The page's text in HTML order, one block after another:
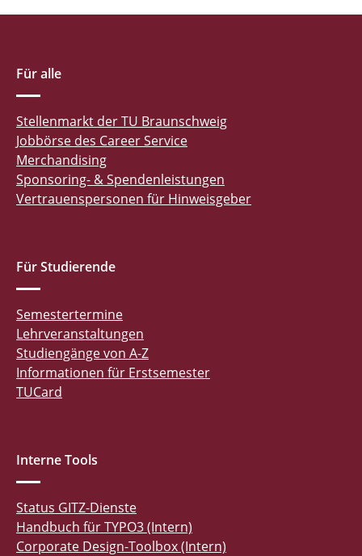
Für alle
Stellenmarkt der TU Braunschweig
Jobbörse des Career Service
Merchandising
Sponsoring- & Spendenleistungen
Vertrauenspersonen für Hinweisgeber
Für Studierende
Semestertermine
Lehrveranstaltungen
Studiengänge von A-Z
Informationen für Erstsemester
TUCard
Interne Tools
Status GITZ-Dienste
Handbuch für TYPO3 (Intern)
Corporate Design-Toolbox (Intern)